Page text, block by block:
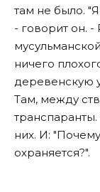
там не было.
- говорит он.
ничего
деревенскую
Там, между
них. И:
охраняется?".